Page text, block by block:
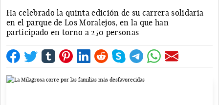
Ha celebrado la quinta edición de su carrera solidaria
en el parque de Los Moralejos, en la que han
participado en torno a 250 personas